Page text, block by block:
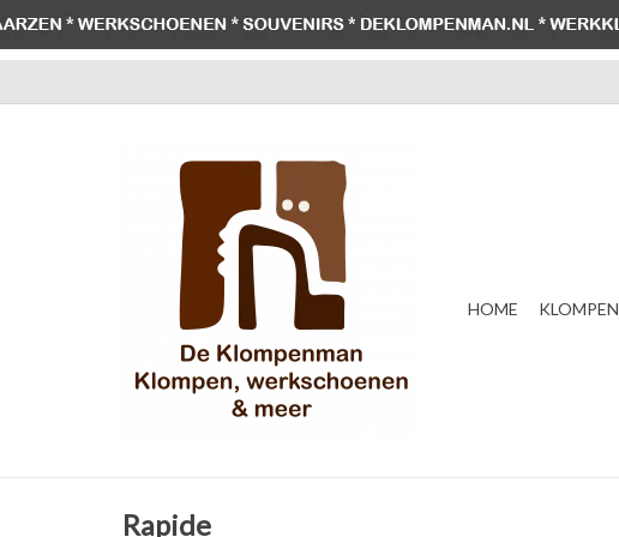
HOME KLOMPEN
Rapide